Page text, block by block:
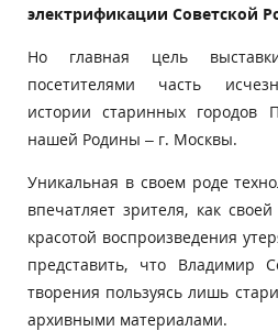
электрификации Советской
Но главная цель
посетителями часть
истории старинных городов
нашей Родины – г. Москвы.
Уникальная в своем роде
впечатляет зрителя, как
красотой воспроизведения
представить, что Владимир
творения пользуясь лишь
архивными материалами.